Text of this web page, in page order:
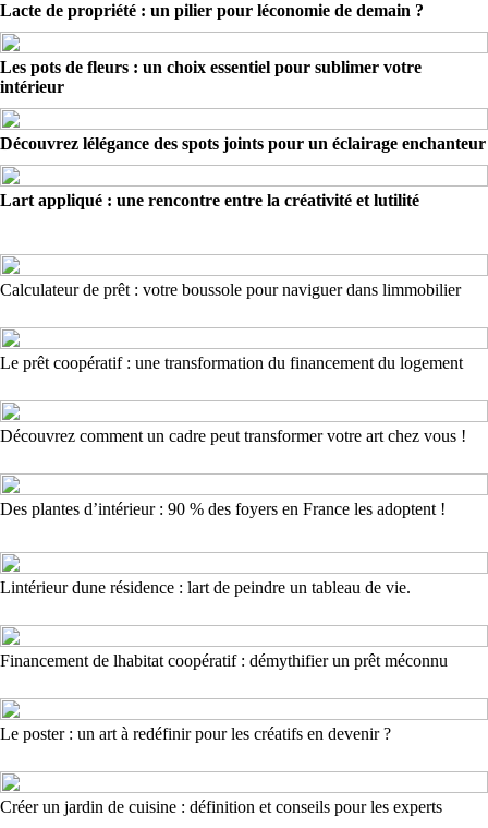
Lacte de propriété : un pilier pour léconomie de demain ?
Les pots de fleurs : un choix essentiel pour sublimer votre
intérieur
Découvrez lélégance des spots joints pour un éclairage enchanteur
Lart appliqué : une rencontre entre la créativité et lutilité
Calculateur de prêt : votre boussole pour naviguer dans limmobilier
Le prêt coopératif : une transformation du financement du logement
Découvrez comment un cadre peut transformer votre art chez vous !
Des plantes d’intérieur : 90 % des foyers en France les adoptent !
Lintérieur dune résidence : lart de peindre un tableau de vie.
Financement de lhabitat coopératif : démythifier un prêt méconnu
Le poster : un art à redéfinir pour les créatifs en devenir ?
Créer un jardin de cuisine : définition et conseils pour les experts